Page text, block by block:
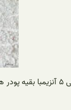
شاید برای شما سوال